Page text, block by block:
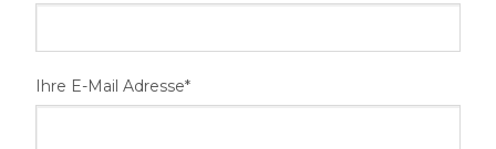
Ihre E-Mail Adresse*